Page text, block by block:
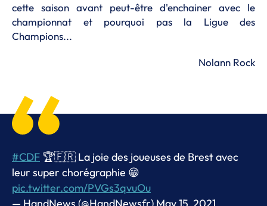
cette saison avant peut-être d'enchainer avec le
championnat et pourquoi pas la Ligue des
Champions...
Nolann Rock
#CDF 🏆🇫🇷 La joie des joueuses de Brest avec
leur super chorégraphie 😁
pic.twitter.com/PVGs3qvuOu
— HandNews (@HandNewsfr) May 15, 2021